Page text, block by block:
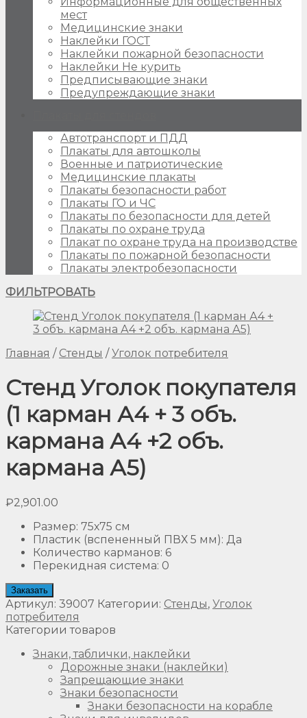
мест
Медицинские знаки
Наклейки ГОСТ
Наклейки пожарной безопасности
Наклейки Не курить
Предписывающие знаки
Предупреждающие знаки
Автотранспорт и ПДД
Плакаты для автошколы
Военные и патриотические
Медицинские плакаты
Плакаты безопасности работ
Плакаты ГО и ЧС
Плакаты по безопасности для детей
Плакаты по охране труда
Плакат по охране труда на производстве
Плакаты по пожарной безопасности
Плакаты электробезопасности
ФИЛЬТРОВАТЬ
Главная / Стенды / Уголок потребителя
Стенд Уголок покупателя
(1 карман А4 + 3 объ.
кармана А4 +2 объ.
кармана А5)
₽2,901.00
Размер: 75х75 см
Пластик (вспененный ПВХ 5 мм): Да
Количество карманов: 6
Перекидная система: 0
Заказать
Артикул: 39007 Категории: Стенды, Уголок
потребителя
Категории товаров
Знаки, таблички, наклейки
Дорожные знаки (наклейки)
Запрещающие знаки
Знаки безопасности
Знаки безопасности на корабле